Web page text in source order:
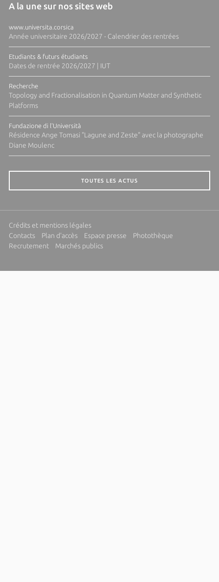
A la une sur nos sites web
www.universita.corsica
Année universitaire 2026/2027 - Calendrier des rentrées
Etudiants & futurs étudiants
Dates de rentrée 2026/2027 | IUT
Recherche
Topology and Fractionalisation in Quantum Matter and Synthetic
Platforms
Fundazione di l'Università
Résidence Ange Tomasi "Lagune and Zeste" avec la photographe
Diane Moulenc
TOUTES LES ACTUS
Crédits et mentions légales
Contacts
Plan d'accès Espace presse
Photothèque
Recrutement
Marchés publics